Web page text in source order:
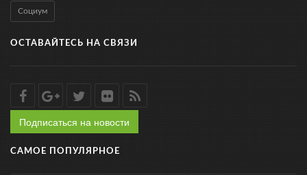
Социум
ОСТАВАЙТЕСЬ НА СВЯЗИ
Подписаться на новости
САМОЕ ПОПУЛЯРНОЕ